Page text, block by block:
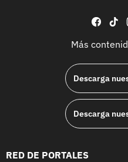
Más
Descarga
Descarga
RED DE PORTALES